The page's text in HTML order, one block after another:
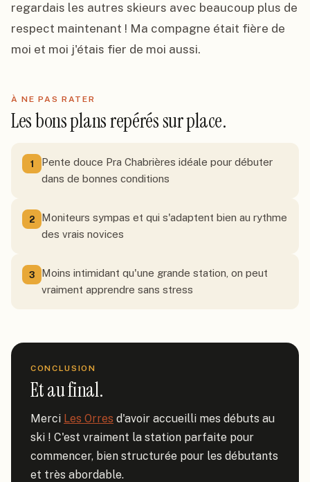
regardais les autres skieurs avec beaucoup plus de
respect maintenant ! Ma compagne était fière de
moi et moi j'étais fier de moi aussi.
À NE PAS RATER
Les bons plans repérés sur place.
1
Pente douce Pra Chabrières idéale pour débuter
dans de bonnes conditions
2
Moniteurs sympas et qui s'adaptent bien au rythme
des vrais novices
3
Moins intimidant qu'une grande station, on peut
vraiment apprendre sans stress
CONCLUSION
Et au final.
Merci Les Orres d'avoir accueilli mes débuts au
ski ! C'est vraiment la station parfaite pour
commencer, bien structurée pour les débutants
et très abordable.